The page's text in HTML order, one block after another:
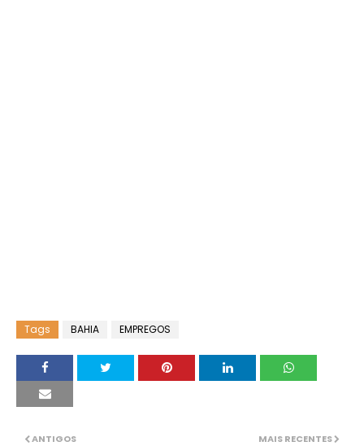
Tags BAHIA EMPREGOS
MAIS RECENTES
ANTIGOS